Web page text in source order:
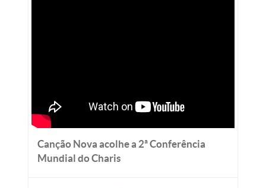
Canção Nova acolhe a 2ª Conferência
Mundial do Charis